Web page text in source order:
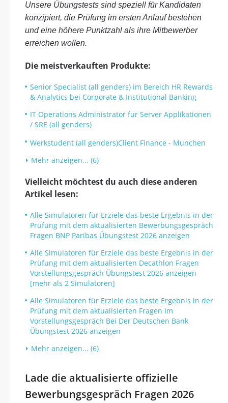
Unsere Übungstests sind speziell für Kandidaten
konzipiert, die Prüfung im ersten Anlauf bestehen
und eine höhere Punktzahl als ihre Mitbewerber
erreichen wollen.
Die meistverkauften Produkte:
Senior Specialist (all genders) im Bereich HR Rewards
& Analytics bei Corporate & Institutional Banking
IT Operations Administrator fur Server Applikationen
/ SRE (all genders)
Werkstudent (all genders)Client Finance - Munchen
Mehr anzeigen... (6)
Vielleicht möchtest du auch diese anderen
Artikel lesen:
Alle Simulatoren für Erziele das beste Ergebnis in der
Prüfung mit dem aktualisierten Bewerbungsgespräch
Fragen BNP Paribas Übungstest 2026 anzeigen
Alle Simulatoren für Erziele das beste Ergebnis in der
Prüfung mit dem aktualisierten Decathlon Fragen
Vorstellungsgespräch Übungstest 2026 anzeigen
[mehr als 2 Simulatoren]
Alle Simulatoren für Erziele das beste Ergebnis in der
Prüfung mit dem aktualisierten Fragen Im
Vorstellungsgespräch Bei Der Deutschen Bank
Übungstest 2026 anzeigen
Mehr anzeigen... (6)
Lade die aktualisierte offizielle
Bewerbungsgespräch Fragen 2026